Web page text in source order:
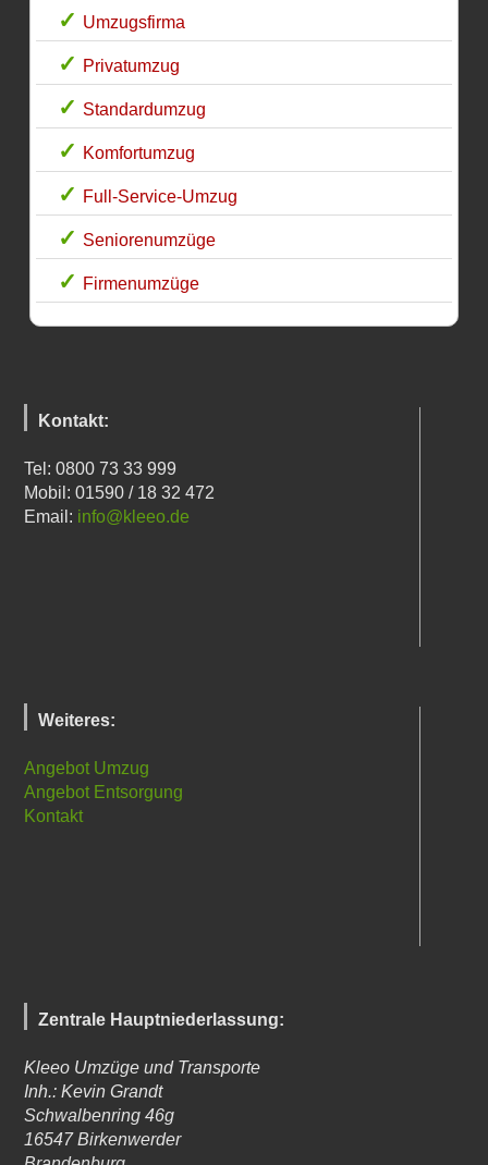
Umzugsfirma
Privatumzug
Standardumzug
Komfortumzug
Full-Service-Umzug
Seniorenumzüge
Firmenumzüge
Kontakt:
Tel: 0800 73 33 999
Mobil: 01590 / 18 32 472
Email: info@kleeo.de
Weiteres:
Angebot Umzug
Angebot Entsorgung
Kontakt
Zentrale Hauptniederlassung:
Kleeo Umzüge und Transporte
Inh.: Kevin Grandt
Schwalbenring 46g
16547 Birkenwerder